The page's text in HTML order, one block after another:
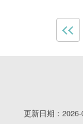
更新日期：